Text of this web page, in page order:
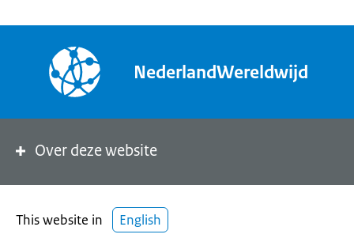
NederlandWereldwijd
Over deze website
This website in English